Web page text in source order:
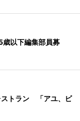
以下編集部員募
ストラン 「アユ、ビ